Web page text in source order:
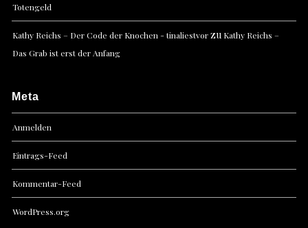
Totengeld
Kathy Reichs – Der Code der Knochen - tinaliestvorzu Kathy Reichs –
Das Grab ist erst der Anfang
Meta
Anmelden
Eintrags-Feed
Kommentar-Feed
WordPress.org